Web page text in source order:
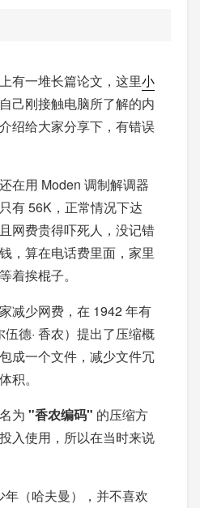
有一堆长篇论文，这里小
己刚接触电脑所了解的内
绍给大家分享下，有错误
在用 Moden 调制解调器
有 56K，正常情况下达
网费贵得吓死人，没记错
，算在电话费里面，家里
着挨棍子。
减少网费，在 1942 年有
伍德· 香农）提出了压缩概
成一个文件，减少文件冗
积。
为 "香农编码" 的压缩方
入使用，所以在当时来说
（哈夫曼），并不喜欢